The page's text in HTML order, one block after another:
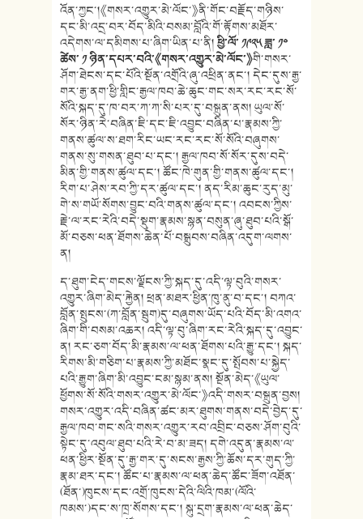
འོན་ཀྱང་།《གསར་འགྱུར་མེ་ལོང་》ནི་གོང་བརྗོད་གཉིས་
དང་མི་འདྲ་བར་བོད་མིའི་བསམ་བློའི་གོ་རྟོགས་མཐོར་
འདེགས་ལ་དམིགས་པ་ཞིག་ཡིན་པ་ནི།ཕྱི་ལོ་ ༡༩༢༥ ཟླ་ ༡༠
ཚེས་ ༡ ཉིན་དཔར་བའི་《གསར་འགྱུར་མེ་ལོང་》གི་གསར་
ཤོག་ཐེངས་དང་པོའི་སྔོན་འགྲོའི་ཞུ་འཕྲིན་ནང་། དེང་དུས་རྒྱ་
གར་རྒྱ་ནག་ཕྱི་གླིང་རྒྱལ་ཁབ་ཆེ་ཆུང་གང་སར་རང་རང་སོ་
སོའི་སྐད་དུ་ཁ་བར་ཀ་ཀ་སི་པར་དུ་བསྐྲུན་ནས། ཡུལ་སོ་
སོར་ཉིན་རེ་བཞིན་ཇི་དང་ཇི་འབྱུང་བཞིན་པ་རྣམས་ཀྱི་
གནས་ཚུལ་ས་ཐག་རིང་ཡང་རང་རང་སོ་སོའི་བཞུགས་
གནས་སུ་གསན་ཐུབ་པ་དང་། རྒྱལ་ཁབ་སོ་སོར་དུས་བདེ་
མིན་གྱི་གནས་ཚུལ་དང་། ཚོང་ཁེ་གུན་གྱི་གནས་ཚུལ་དང་།
རིག་པ་ཤེས་རབ་ཀྱི་དར་ཚུལ་དང་། ནད་རིམ་ཆུང་རུད་མུ་
གེ་ས་གཡོ་སོགས་བྱུང་བའི་གནས་ཚུལ་དང་། འབངས་ཀྱིས་
རྗེ་ལ་རང་རེའི་བདེ་སྡུག་རྣམས་སྙན་བསུན་ཞུ་ཐུབ་པའི་སྒོ་
མོ་བཅས་ཕན་ཐོགས་ཆེན་པོ་བསྒྲུབས་བཞིན་འདུག་ལགས་
ན།
ད་ཐུག་ངེད་གངས་ལྗོངས་ཀྱི་སྐད་དུ་འདི་ལྟ་བུའི་གསར་
འགྱུར་ཞིག་མེད་རྐྱེན། ཕྲན་མཐར་ཕྱིན་ཁུ་ནུ་བ་དང་། བཀའ་
བློན་སྤུངས་(ཀ་བློན་སྦུག)དུ་བཞུགས་ཡོད་པའི་བོད་མི་འགའ་
ཞིག་གི་བསམ་འཆར། འདི་ལྟ་བུ་ཞིག་རང་རེའི་སྐད་དུ་འབྱུང་
ན། རང་ཅག་བོད་མི་རྣམས་ལ་ཕན་ཐོགས་པའི་རྒྱུ་དང་། སྐད་
རིགས་མི་གཅིག་པ་རྣམས་ཀྱི་མཐོང་སྣང་དུ་སྤོབས་པ་སྐྱེད་
པའི་རྒྱུག་ཞིག་མི་འབྱུང་ངམ་སྙམ་ནས། སྔོན་མེད་《ཡུལ་
ཕྱོགས་སོ་སོའི་གསར་འགྱུར་མེ་ལོང་》འདི་གསར་བསྐྲུན་བྱས།
གསར་འགྱུར་འདི་བཞིན་ཚང་མར་ཐུགས་གནས་བདེ་བྱེད་དུ་
རྒྱལ་ཁབ་གང་སའི་གསར་འགྱུར་རབ་འབྲིང་བཅས་ཤོག་བུའི་
སྟེང་དུ་འབུལ་ཐུབ་པའི་རེ་བ་མ་ཟད། དགེ་འདུན་རྣམས་ལ་
ཕན་ཕྱིར་སྔོན་དུ་རྒྱ་གར་དུ་སངས་རྒྱས་ཀྱི་ཆོས་དར་གུད་ཀྱི་
རྣམ་ཐར་དང་། ཚོང་པ་རྣམས་ལ་ཕན་ཆེད་ཚོང་ཟོག་འཐོན་
(ཐོན་)ཁུངས་དང་འགྲོ་ཁུངས་དེའི་ལིའི་ཁམ་(ལོའི་
ཁམས་)དང་ས་ཁྲ་སོགས་དང་། སྐུ་དྲག་རྣམས་ལ་ཕན་ཆེད་